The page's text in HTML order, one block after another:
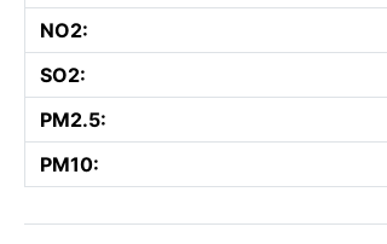
NO2:
SO2:
PM2.5:
PM10: